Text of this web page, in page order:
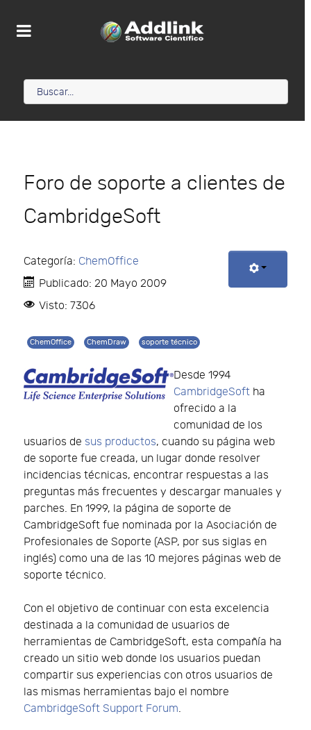
Foro de soporte a clientes de
CambridgeSoft
Categoría: ChemOffice
Publicado: 20 Mayo 2009
Visto: 7306
ChemOffice ChemDraw soporte técnico
Desde 1994
CambridgeSoft ha
ofrecido a la
comunidad de los
usuarios de sus productos, cuando su página web
de soporte fue creada, un lugar donde resolver
incidencias técnicas, encontrar respuestas a las
preguntas más frecuentes y descargar manuales y
parches. En 1999, la página de soporte de
CambridgeSoft fue nominada por la Asociación de
Profesionales de Soporte (ASP, por sus siglas en
inglés) como una de las 10 mejores páginas web de
soporte técnico.
Con el objetivo de continuar con esta excelencia
destinada a la comunidad de usuarios de
herramientas de CambridgeSoft, esta compañía ha
creado un sitio web donde los usuarios puedan
compartir sus experiencias con otros usuarios de
las mismas herramientas bajo el nombre
CambridgeSoft Support Forum.